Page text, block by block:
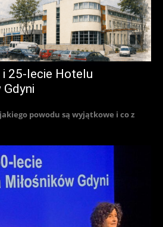
25-lecie Hotelu
powodu są wyjątkowe i co z